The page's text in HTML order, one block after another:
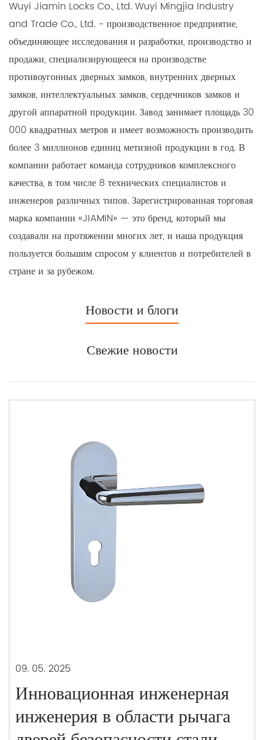
Wuyi Jiamin Locks Co., Ltd. Wuyi Mingjia Industry
and Trade Co., Ltd. - производственное предприятие,
объединяющее исследования и разработки, производство и
продажи, специализирующееся на производстве
противоугонных дверных замков, внутренних дверных
замков, интеллектуальных замков, сердечников замков и
другой аппаратной продукции. Завод занимает площадь 30
000 квадратных метров и имеет возможность производить
более 3 миллионов единиц метизной продукции в год. В
компании работает команда сотрудников комплексного
качества, в том числе 8 технических специалистов и
инженеров различных типов. Зарегистрированная торговая
марка компании «JIAMIN» — это бренд, который мы
создавали на протяжении многих лет, и наша продукция
пользуется большим спросом у клиентов и потребителей в
стране и за рубежом.
Новости и блоги
Свежие новости
09. 05. 2025
Инновационная инженерная
инженерия в области рычага